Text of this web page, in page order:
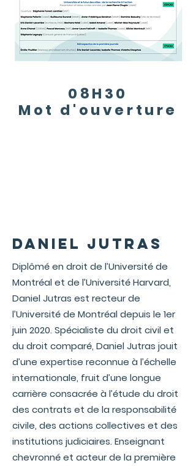
08H30
Mot d'ouverture
Daniel Jutras
Diplômé en droit de l’Université de
Montréal et de l’Université Harvard,
Daniel Jutras est recteur de
l’Université de Montréal depuis le 1er
juin 2020. Spécialiste du droit civil et
du droit comparé, Daniel Jutras jouit
d’une expertise reconnue à l’échelle
internationale, fruit d’une longue
carrière consacrée à l’étude du droit
des contrats et de la responsabilité
civile, des actions collectives et des
institutions judiciaires. Enseignant
chevronné et acteur de la première